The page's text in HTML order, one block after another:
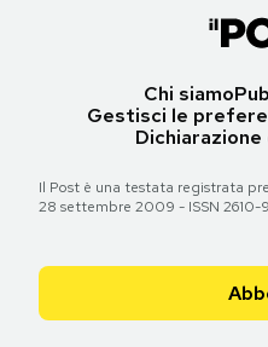
Chi siamo
Gestisci le
Il Post è una testata registrata
28 settembre 2009 - ISSN